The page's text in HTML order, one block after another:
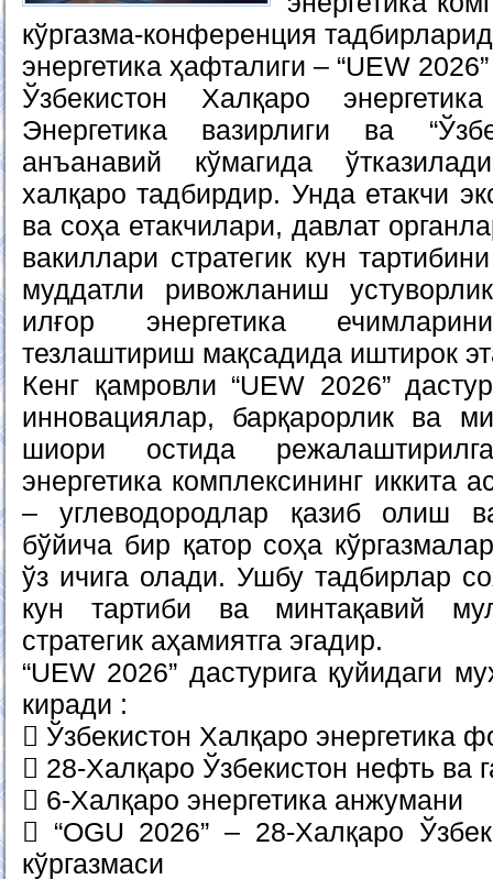
кўргазма-конференция
энергетика ҳафталиги – “UEW
Ўзбекистон Халқаро
Энергетика вазирлиги ва
анъанавий кўмагида
халқаро тадбирдир. Унда етакчи
ва соҳа етакчилари, давлат
вакиллари стратегик кун
муддатли ривожланиш
илғор энергетика
тезлаштириш мақсадида иштирок
Кенг қамровли “UEW 2026”
инновациялар, барқарорлик ва
шиори остида
энергетика комплексининг иккита
– углеводородлар қазиб олиш
бўйича бир қатор соҳа
ўз ичига олади. Ушбу тадбирлар
кун тартиби ва минтақавий
стратегик аҳамиятга эгадир.
“UEW 2026” дастурига қуйидаги
киради :
 Ўзбекистон Халқаро энергетика
 28-Халқаро Ўзбекистон нефть ва
 6-Халқаро энергетика анжумани
 “OGU 2026” – 28-Халқаро
кўргазмаси